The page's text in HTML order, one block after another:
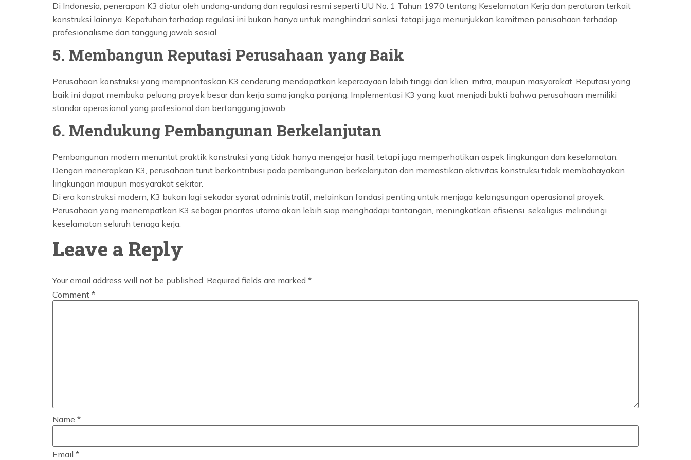
Di Indonesia, penerapan K3 diatur oleh undang-undang dan regulasi resmi seperti UU No. 1 Tahun 1970 tentang Keselamatan Kerja dan peraturan terkait
konstruksi lainnya. Kepatuhan terhadap regulasi ini bukan hanya untuk menghindari sanksi, tetapi juga menunjukkan komitmen perusahaan terhadap
profesionalisme dan tanggung jawab sosial.
5. Membangun Reputasi Perusahaan yang Baik
Perusahaan konstruksi yang memprioritaskan K3 cenderung mendapatkan kepercayaan lebih tinggi dari klien, mitra, maupun masyarakat. Reputasi yang
baik ini dapat membuka peluang proyek besar dan kerja sama jangka panjang. Implementasi K3 yang kuat menjadi bukti bahwa perusahaan memiliki
standar operasional yang profesional dan bertanggung jawab.
6. Mendukung Pembangunan Berkelanjutan
Pembangunan modern menuntut praktik konstruksi yang tidak hanya mengejar hasil, tetapi juga memperhatikan aspek lingkungan dan keselamatan.
Dengan menerapkan K3, perusahaan turut berkontribusi pada pembangunan berkelanjutan dan memastikan aktivitas konstruksi tidak membahayakan
lingkungan maupun masyarakat sekitar.
Di era konstruksi modern, K3 bukan lagi sekadar syarat administratif, melainkan fondasi penting untuk menjaga kelangsungan operasional proyek.
Perusahaan yang menempatkan K3 sebagai prioritas utama akan lebih siap menghadapi tantangan, meningkatkan efisiensi, sekaligus melindungi
keselamatan seluruh tenaga kerja.
Leave a Reply
Your email address will not be published. Required fields are marked *
Comment *
Name *
Email *